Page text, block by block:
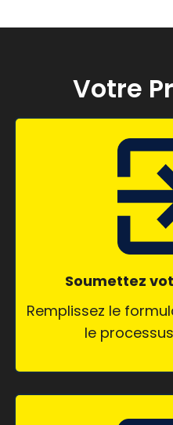
Votre
Soumettez
Remplissez le
le